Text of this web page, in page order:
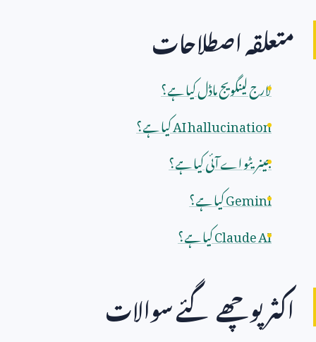
متعلقہ اصطلاحات
لارج لینگویج ماڈل کیا ہے؟
AI hallucinationکیا ہے؟
جینریٹو اے آئی کیا ہے؟
Geminiکیا ہے؟
Claude AIکیا ہے؟
اکثر پوچھے گئے سوالات